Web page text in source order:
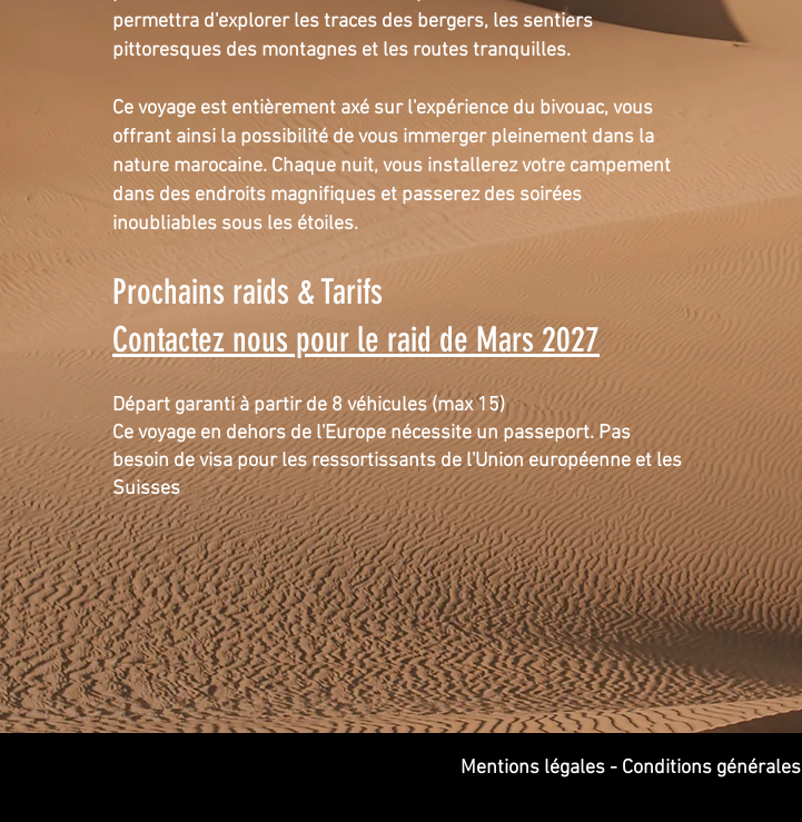
permettra d'explorer les traces des bergers, les sentiers
pittoresques des montagnes et les routes tranquilles.
Ce voyage est entièrement axé sur l'expérience du bivouac,vous
offrant ainsi la possibilité de vous immerger pleinement dans la
nature marocaine. Chaque nuit, vous installerez votre campement
dans des endroits magnifiques et passerez des soirées
inoubliables sous les étoiles.
Prochains raids & Tarifs
Contactez nous pour le raid de Mars 2027
Départ garanti à partir de 8 véhicules (max 15)
Ce voyage en dehors de l'Europe nécessite un passeport. Pas
besoin de visa pour les ressortissants de l'Union européenne et les
Suisses
Mentions légales - Conditions générales